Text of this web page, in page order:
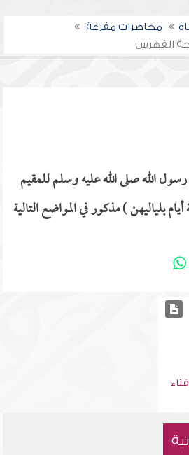
محاضرات مفرغة
الفهرس
الله صلى الله عليه وسلم للمقيم
بلياليهن ) مذكور في المواضع التالية